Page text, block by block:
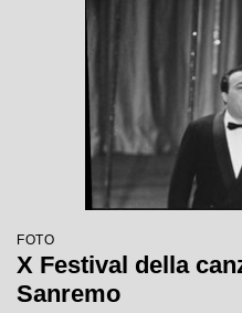
FOTO
X Festival della
Sanremo